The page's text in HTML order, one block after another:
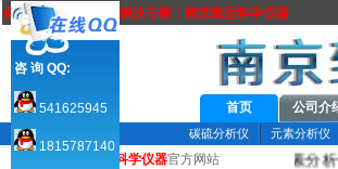
全方位元素分析方案解决专家：南京致远科学仪器
首页 公司介
碳硫分析仪 元素分析仪
科学仪器官方网站
要有碳硫分析仪，元素分析仪，金属元素分
咨 询 QQ:
541625945
1815787140